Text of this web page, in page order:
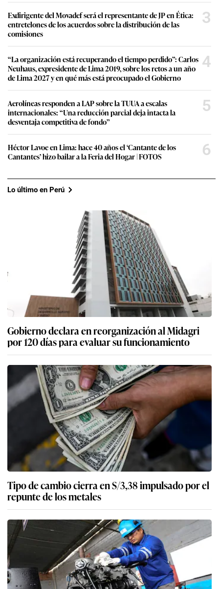
Exdirigente del Movadef será el representante de JP en Ética:
entretelones de los acuerdos sobre la distribución de las
comisiones
3
“La organización está recuperando el tiempo perdido”: Carlos
Neuhaus, expresidente de Lima 2019, sobre los retos a un año
de Lima 2027 y en qué más está preocupado el Gobierno
4
Aerolíneas responden a LAP sobre la TUUA a escalas
internacionales: “Una reducción parcial deja intacta la
desventaja competitiva de fondo”
5
Héctor Lavoe en Lima: hace 40 años el ‘Cantante de los
Cantantes’ hizo bailar a la Feria del Hogar | FOTOS
6
Lo último en Perú
Gobierno declara en reorganización al Midagri
por 120 días para evaluar su funcionamiento
Tipo de cambio cierra en S/3,38 impulsado por el
repunte de los metales